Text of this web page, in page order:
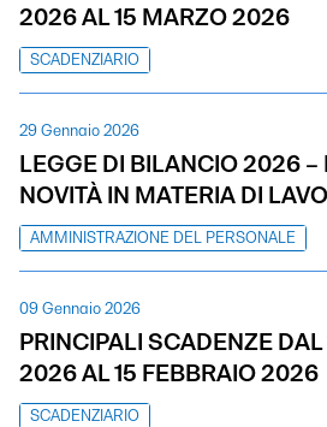
2026 AL 15 MARZO 2026
SCADENZIARIO
29 Gennaio 2026
LEGGE DI BILANCIO 2026 –
NOVITÀ IN MATERIA DI
AMMINISTRAZIONE DEL PERSONALE
09 Gennaio 2026
PRINCIPALI SCADENZE
2026 AL 15 FEBBRAIO 2026
SCADENZIARIO